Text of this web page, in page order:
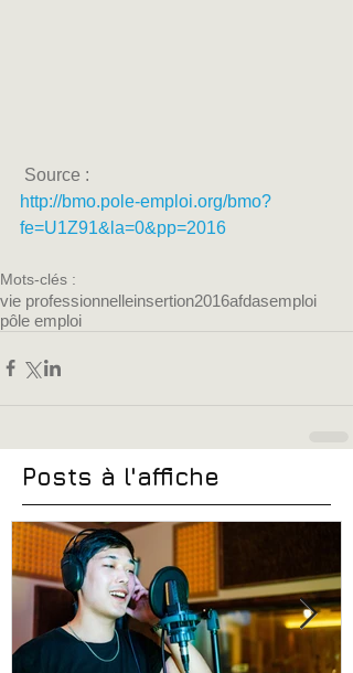
Source :
http://bmo.pole-emploi.org/bmo?
fe=U1Z91&la=0&pp=2016
Mots-clés :
vie professionnelleinsertion2016afdasemploi
pôle emploi
Posts à l'affiche